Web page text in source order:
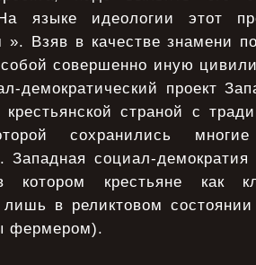
языке идеологии этот
». Взяв в качестве знамени
совершенно иную
демократический проект
страной с
сохранились
Западная социал-демократия
котором крестьяне как
лишь в реликтовом
фермером).